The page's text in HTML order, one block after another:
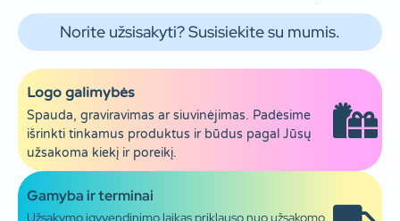
Norite užsisakyti? Susisiekite su mumis.
Logo galimybės
Spauda, graviravimas ar siuvinėjimas. Padėsime
išrinkti tinkamus produktus ir būdus pagal Jūsų
užsakoma kiekį ir poreikį.
Gamyba ir terminai
Užsakymo įgyvendinimo laikas priklauso nuo užsakomo